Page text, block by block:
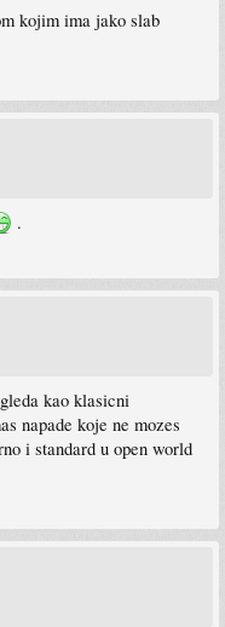
kojim ima jako slab
.
kao klasicni
napade koje ne mozes
i standard u open world